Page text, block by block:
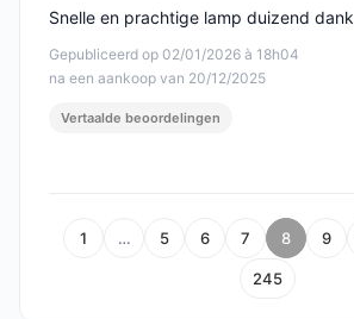
Gepubliceerd op 02/01/2026 à 18h04
na een aankoop van 20/12/2025
Snelle en prachtige lamp duizend dank
Vertaalde beoordelingen
1 … 5 6 7 8 9
245